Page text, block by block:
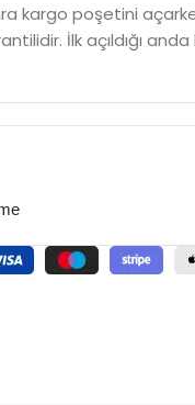
kargo poşetini
İlk açıldığı